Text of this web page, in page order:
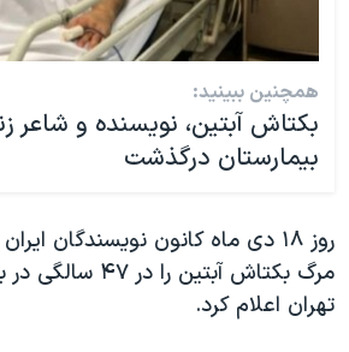
همچنین ببینید:
بکتاش آبتین، نویسنده و شاعر
بیمارستان درگذشت
روز ۱۸ دی ماه کانون نویسندگان
مرگ بکتاش آبتین
تهران اعلام کرد.